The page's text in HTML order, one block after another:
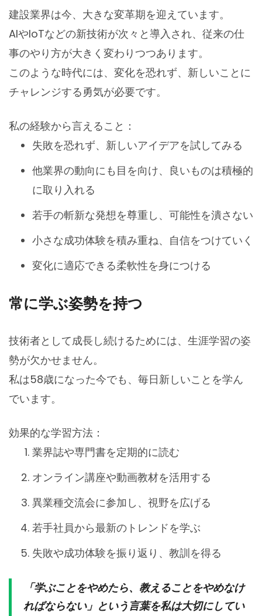
建設業界は今、大きな変革期を迎えています。
AIやIoTなどの新技術が次々と導入され、従来の仕
事のやり方が大きく変わりつつあります。
このような時代には、変化を恐れず、新しいことに
チャレンジする勇気が必要です。
私の経験から言えること：
失敗を恐れず、新しいアイデアを試してみる
他業界の動向にも目を向け、良いものは積極的
に取り入れる
若手の斬新な発想を尊重し、可能性を潰さない
小さな成功体験を積み重ね、自信をつけていく
変化に適応できる柔軟性を身につける
常に学ぶ姿勢を持つ
技術者として成長し続けるためには、生涯学習の姿
勢が欠かせません。
私は58歳になった今でも、毎日新しいことを学ん
でいます。
効果的な学習方法：
業界誌や専門書を定期的に読む
オンライン講座や動画教材を活用する
異業種交流会に参加し、視野を広げる
若手社員から最新のトレンドを学ぶ
失敗や成功体験を振り返り、教訓を得る
「学ぶことをやめたら、教えることをやめなけ
ればならない」という言葉を私は大切にしてい